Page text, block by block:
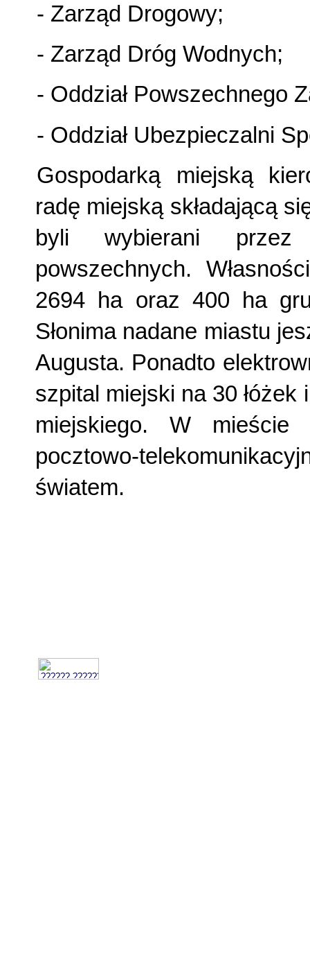
- Zarząd Drogowy;
- Zarząd Dróg Wodnych;
- Oddział Powszechnego
- Oddział Ubezpieczalni
Gospodarką miejską
radę miejską składającą
byli wybierani przez
powszechnych.
2694 ha oraz 400 ha
Słonima nadane miastu
Augusta. Ponadto
szpital miejski na 30 łóżek
miejskiego. W
pocztowo-
światem.